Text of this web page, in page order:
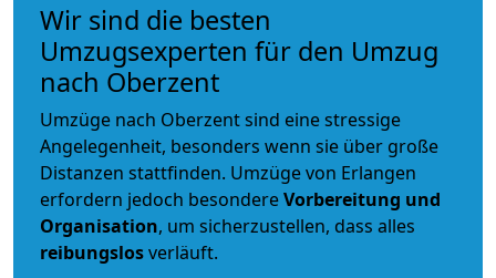
Wir sind die besten
Umzugsexperten für den Umzug
nach Oberzent
Umzüge nach Oberzent sind eine stressige
Angelegenheit, besonders wenn sie über große
Distanzen stattfinden. Umzüge von Erlangen
erfordern jedoch besondereVorbereitung und
Organisation, um sicherzustellen, dass alles
reibungslosverläuft.